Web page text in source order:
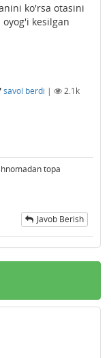
ko'rsa otasini
kesilgan
savol berdi |
2.1k
topa
Javob Berish